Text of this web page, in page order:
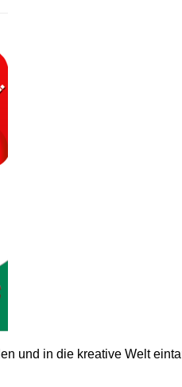
und in die kreative Welt